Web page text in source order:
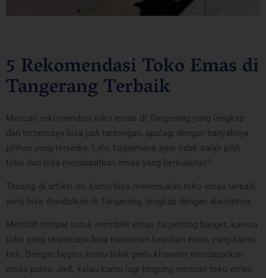
5 Rekomendasi Toko Emas di
Tangerang Terbaik
Mencari rekomendasi toko emas di Tangerang yang lengkap
dan terpercaya bisa jadi tantangan, apalagi dengan banyaknya
pilihan yang tersedia. Lalu, bagaimana agar tidak salah pilih
toko dan bisa mendapatkan emas yang berkualitas?
Tenang, di artikel ini, kamu bisa menemukan toko emas terbaik
yang bisa diandalkan di Tangerang, lengkap dengan alamatnya.
Memilih tempat untuk membeli emas itu penting banget, karena
toko yang terpercaya bisa menjamin keaslian emas yang kamu
beli. Dengan begitu, kamu tidak perlu khawatir mendapatkan
emas palsu. Jadi, kalau kamu lagi bingung mencari toko emas